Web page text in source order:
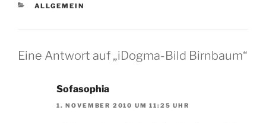
KATEGORIEN
ALLGEMEIN
Eine Antwort auf „iDogma-Bild Birnbaum“
Sofasophia
1. NOVEMBER 2010 UM 11:25 UHR